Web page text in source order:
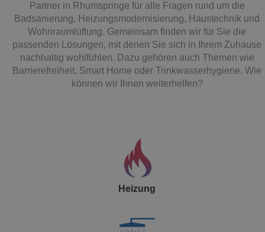
Partner in Rhumspringe für alle Fragen rund um die
Badsanierung, Heizungsmodernisierung, Haustechnik und
Wohnraumlüftung. Gemeinsam finden wir für Sie die
passenden Lösungen, mit denen Sie sich in Ihrem Zuhause
nachhaltig wohlfühlen. Dazu gehören auch Themen wie
Barrierefreiheit, Smart Home oder Trinkwasserhygiene. Wie
können wir Ihnen weiterhelfen?
Heizung